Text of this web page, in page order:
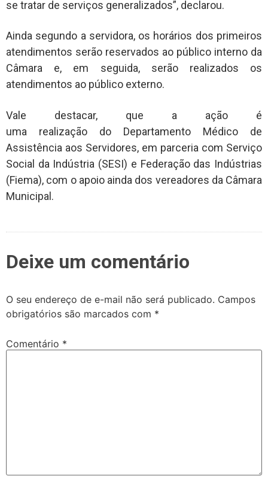
se tratar de serviços generalizados”, declarou.
Ainda segundo a servidora, os horários dos primeiros
atendimentos serão reservados ao público interno da
Câmara e, em seguida, serão realizados os
atendimentos ao público externo.
Vale destacar, que a ação é
uma realização do Departamento Médico de
Assistência aos Servidores, em parceria com Serviço
Social da Indústria (SESI) e Federação das Indústrias
(Fiema), com o apoio ainda dos vereadores da Câmara
Municipal.
Deixe um comentário
O seu endereço de e-mail não será publicado. Campos
obrigatórios são marcados com *
Comentário *